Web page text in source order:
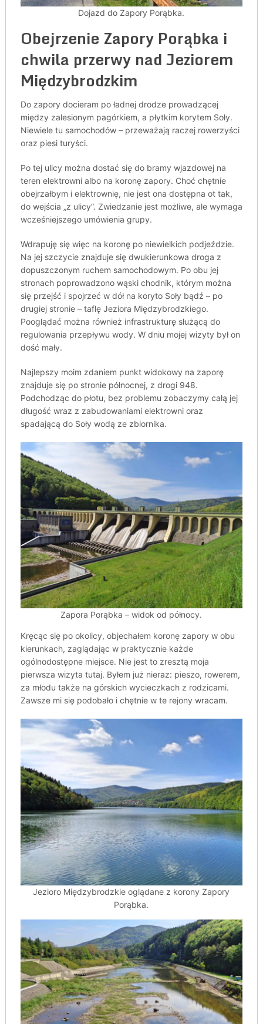
Dojazd do Zapory Porąbka.
Obejrzenie Zapory Porąbka i
chwila przerwy nad Jeziorem
Międzybrodzkim
Do zapory docieram po ładnej drodze prowadzącej
między zalesionym pagórkiem, a płytkim korytem Soły.
Niewiele tu samochodów – przeważają raczej rowerzyści
oraz piesi turyści.
Po tej ulicy można dostać się do bramy wjazdowej na
teren elektrowni albo na koronę zapory. Choć chętnie
obejrzałbym i elektrownię, nie jest ona dostępna ot tak,
do wejścia „z ulicy”. Zwiedzanie jest możliwe, ale wymaga
wcześniejszego umówienia grupy.
Wdrapuję się więc na koronę po niewielkich podjeździe.
Na jej szczycie znajduje się dwukierunkowa droga z
dopuszczonym ruchem samochodowym. Po obu jej
stronach poprowadzono wąski chodnik, którym można
się przejść i spojrzeć w dół na koryto Soły bądź – po
drugiej stronie – taflę Jeziora Międzybrodzkiego.
Pooglądać można również infrastrukturę służącą do
regulowania przepływu wody. W dniu mojej wizyty był on
dość mały.
Najlepszy moim zdaniem punkt widokowy na zaporę
znajduje się po stronie północnej, z drogi 948.
Podchodząc do płotu, bez problemu zobaczymy całą jej
długość wraz z zabudowaniami elektrowni oraz
spadającą do Soły wodą ze zbiornika.
Zapora Porąbka – widok od północy.
Kręcąc się po okolicy, objechałem koronę zapory w obu
kierunkach, zaglądając w praktycznie każde
ogólnodostępne miejsce. Nie jest to zresztą moja
pierwsza wizyta tutaj. Byłem już nieraz: pieszo, rowerem,
za młodu także na górskich wycieczkach z rodzicami.
Zawsze mi się podobało i chętnie w te rejony wracam.
Jezioro Międzybrodzkie oglądane z korony Zapory
Porąbka.